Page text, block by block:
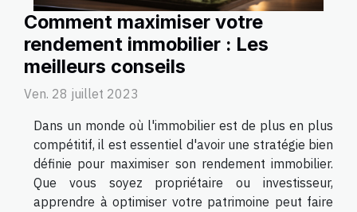
Comment maximiser votre
rendement immobilier : Les
meilleurs conseils
Ven. 28 juillet 2023
Dans un monde où l'immobilier est de plus en plus
compétitif, il est essentiel d'avoir une stratégie bien
définie pour maximiser son rendement immobilier.
Que vous soyez propriétaire ou investisseur,
apprendre à optimiser votre patrimoine peut faire